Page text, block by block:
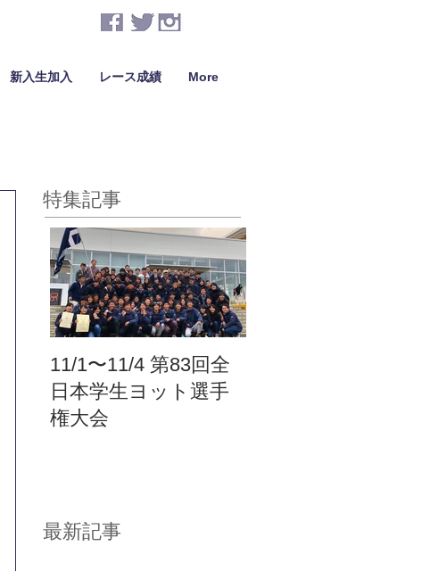
新入生加入 レース成績 More
特集記事
11/1〜11/4 第83回全
日本学生ヨット選手
権大会
最新記事